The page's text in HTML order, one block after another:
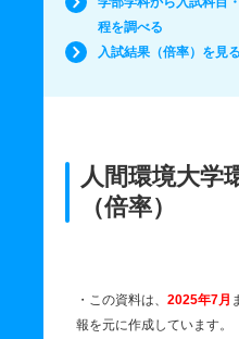
程を調べる
入試結果（倍率）を見る
人間環境大学
（倍率）
・この資料は、 2025年7月
報を元に作成しています。